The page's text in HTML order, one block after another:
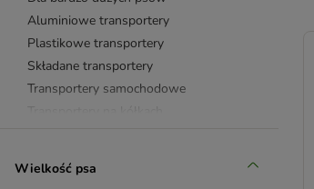
Aluminiowe transportery
Plastikowe transportery
Składane transportery
Transportery samochodowe
✈ Transportery IATA
Wielkość psa